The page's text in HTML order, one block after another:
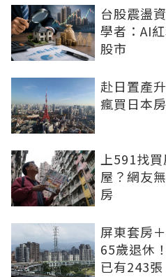
台股震盪
學者：AI
股市
赴日置產
瘋買日本
上591找
屋？網友
房
屏東套房
65歲退休
已有243張